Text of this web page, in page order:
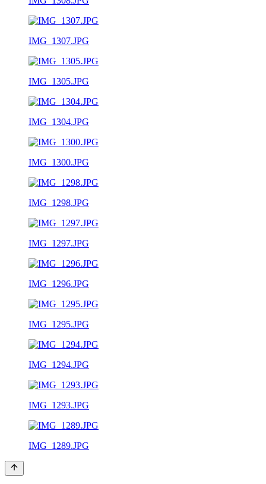
IMG_1307.JPG
IMG_1305.JPG
IMG_1304.JPG
IMG_1300.JPG
IMG_1298.JPG
IMG_1297.JPG
IMG_1296.JPG
IMG_1295.JPG
IMG_1294.JPG
IMG_1293.JPG
IMG_1289.JPG